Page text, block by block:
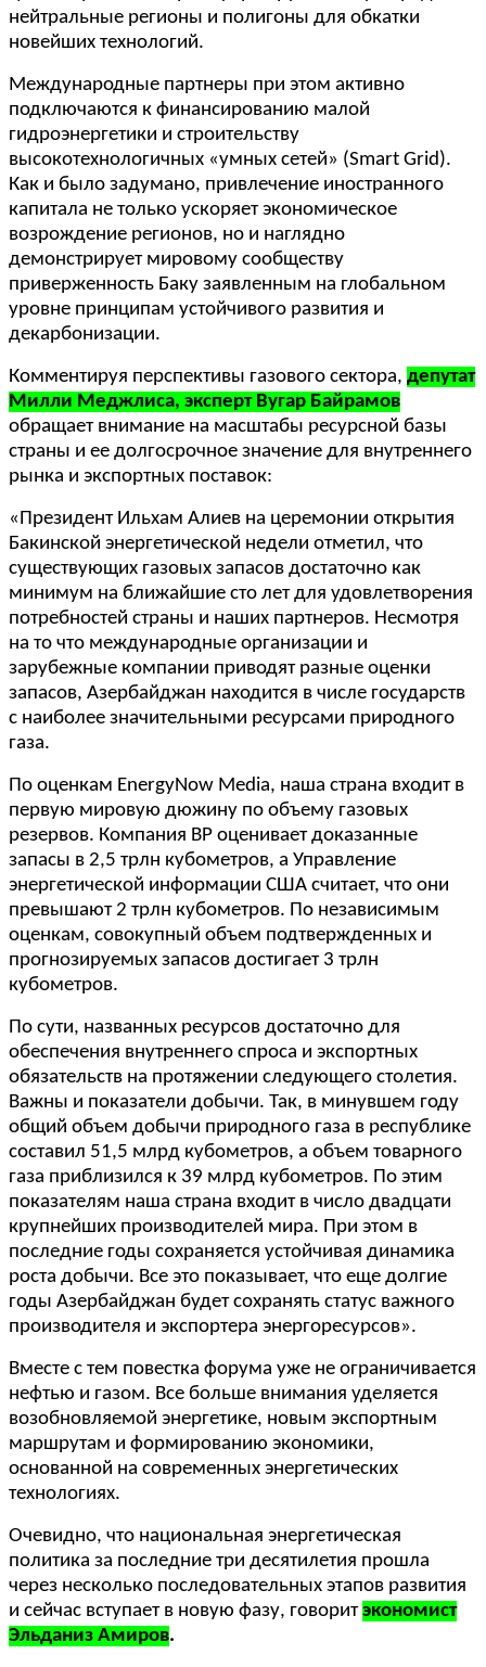
нейтральные регионы и полигоны для обкатки
новейших технологий.
Международные партнеры при этом активно
подключаются к финансированию малой
гидроэнергетики и строительству
высокотехнологичных «умных сетей» (Smart Grid).
Как и было задумано, привлечение иностранного
капитала не только ускоряет экономическое
возрождение регионов, но и наглядно
демонстрирует мировому сообществу
приверженность Баку заявленным на глобальном
уровне принципам устойчивого развития и
декарбонизации.
Комментируя перспективы газового сектора, депутат
Милли Меджлиса, эксперт Вугар Байрамов
обращает внимание на масштабы ресурсной базы
страны и ее долгосрочное значение для внутреннего
рынка и экспортных поставок:
«Президент Ильхам Алиев на церемонии открытия
Бакинской энергетической недели отметил, что
существующих газовых запасов достаточно как
минимум на ближайшие сто лет для удовлетворения
потребностей страны и наших партнеров. Несмотря
на то что международные организации и
зарубежные компании приводят разные оценки
запасов, Азербайджан находится в числе государств
с наиболее значительными ресурсами природного
газа.
По оценкам EnergyNow Media, наша страна входит в
первую мировую дюжину по объему газовых
резервов. Компания BP оценивает доказанные
запасы в 2,5 трлн кубометров, а Управление
энергетической информации США считает, что они
превышают 2 трлн кубометров. По независимым
оценкам, совокупный объем подтвержденных и
прогнозируемых запасов достигает 3 трлн
кубометров.
По сути, названных ресурсов достаточно для
обеспечения внутреннего спроса и экспортных
обязательств на протяжении следующего столетия.
Важны и показатели добычи. Так, в минувшем году
общий объем добычи природного газа в республике
составил 51,5 млрд кубометров, а объем товарного
газа приблизился к 39 млрд кубометров. По этим
показателям наша страна входит в число двадцати
крупнейших производителей мира. При этом в
последние годы сохраняется устойчивая динамика
роста добычи. Все это показывает, что еще долгие
годы Азербайджан будет сохранять статус важного
производителя и экспортера энергоресурсов».
Вместе с тем повестка форума уже не ограничивается
нефтью и газом. Все больше внимания уделяется
возобновляемой энергетике, новым экспортным
маршрутам и формированию экономики,
основанной на современных энергетических
технологиях.
Очевидно, что национальная энергетическая
политика за последние три десятилетия прошла
через несколько последовательных этапов развития
и сейчас вступает в новую фазу, говоритэкономист
Эльданиз Амиров.